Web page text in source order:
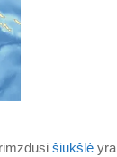
šiukšlėyra